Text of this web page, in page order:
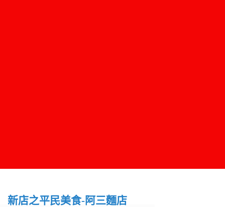
新店之平民美食-阿三麵店